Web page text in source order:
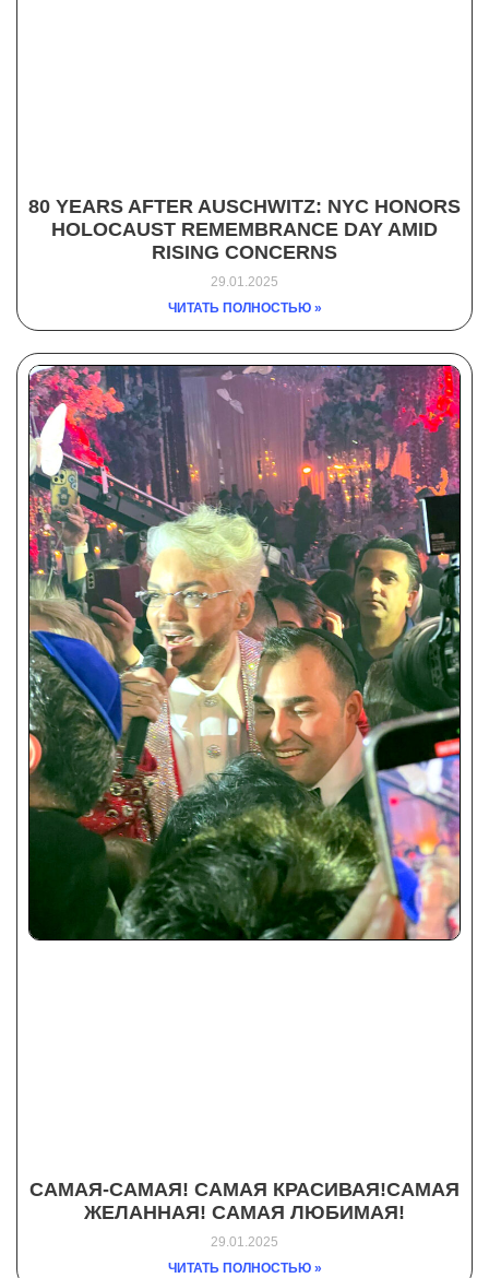
80 YEARS AFTER AUSCHWITZ: NYC HONORS
HOLOCAUST REMEMBRANCE DAY AMID
RISING CONCERNS
29.01.2025
ЧИТАТЬ ПОЛНОСТЬЮ »
САМАЯ-САМАЯ! САМАЯ КРАСИВАЯ!САМАЯ
ЖЕЛАННАЯ! САМАЯ ЛЮБИМАЯ!
29.01.2025
ЧИТАТЬ ПОЛНОСТЬЮ »